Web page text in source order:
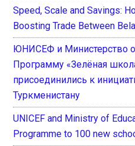
Speed, Scale and Savings:
Boosting Trade Between
ЮНИСЕФ и Министерство
Программу «Зелёная
присоединились к
Туркменистану
UNICEF and Ministry of
Programme to 100 new